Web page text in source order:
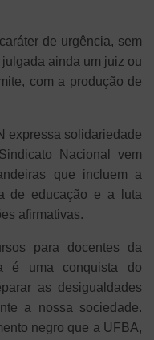
de urgência, sem
ainda um juiz ou
com a produção de
expressa solidariedade
Nacional vem
que incluem a
de educação e a luta
afirmativas.
para docentes da
é uma conquista do
as desigualdades
a nossa sociedade.
negro que a UFBA,